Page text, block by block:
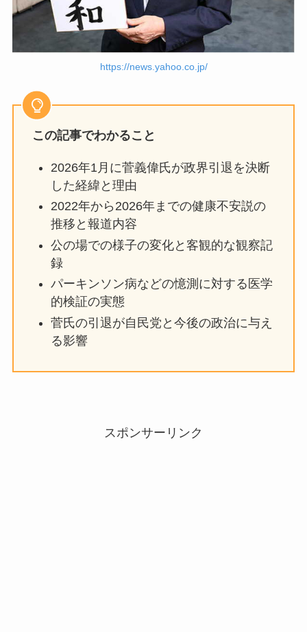
https://news.yahoo.co.jp/
この記事でわかること
2026年1月に菅義偉氏が政界引退を決断
した経緯と理由
2022年から2026年までの健康不安説の
推移と報道内容
公の場での様子の変化と客観的な観察記
録
パーキンソン病などの憶測に対する医学
的検証の実態
菅氏の引退が自民党と今後の政治に与え
る影響
スポンサーリンク